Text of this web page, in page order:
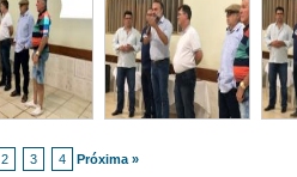
2 3 4 Próxima »